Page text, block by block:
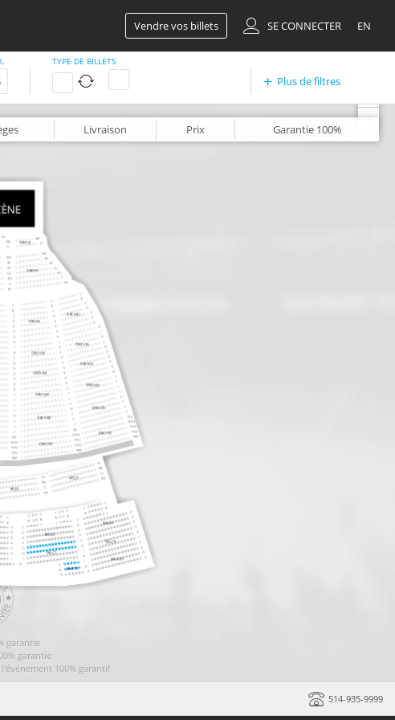
Vendre vos billets SE CONNECTER EN
TYPE DE BILLETS
Plus de filtres
Livraison Prix Garantie 100%
garantie
garantie
100% garanti!
-
514-935-9999